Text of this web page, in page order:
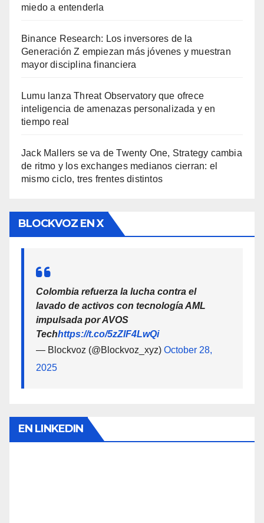
miedo a entenderla
Binance Research: Los inversores de la
Generación Z empiezan más jóvenes y muestran
mayor disciplina financiera
Lumu lanza Threat Observatory que ofrece
inteligencia de amenazas personalizada y en
tiempo real
Jack Mallers se va de Twenty One, Strategy cambia
de ritmo y los exchanges medianos cierran: el
mismo ciclo, tres frentes distintos
BLOCKVOZ EN X
Colombia refuerza la lucha contra el
lavado de activos con tecnología AML
impulsada por AVOS
Techhttps://t.co/5zZlF4LwQi
— Blockvoz (@Blockvoz_xyz) October 28,
2025
EN LINKEDIN